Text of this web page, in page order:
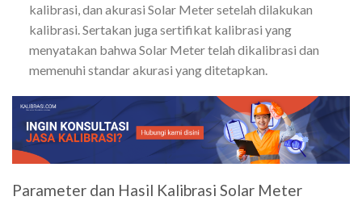
kalibrasi, dan akurasi Solar Meter setelah dilakukan
kalibrasi. Sertakan juga sertifikat kalibrasi yang
menyatakan bahwa Solar Meter telah dikalibrasi dan
memenuhi standar akurasi yang ditetapkan.
Parameter dan Hasil Kalibrasi Solar Meter